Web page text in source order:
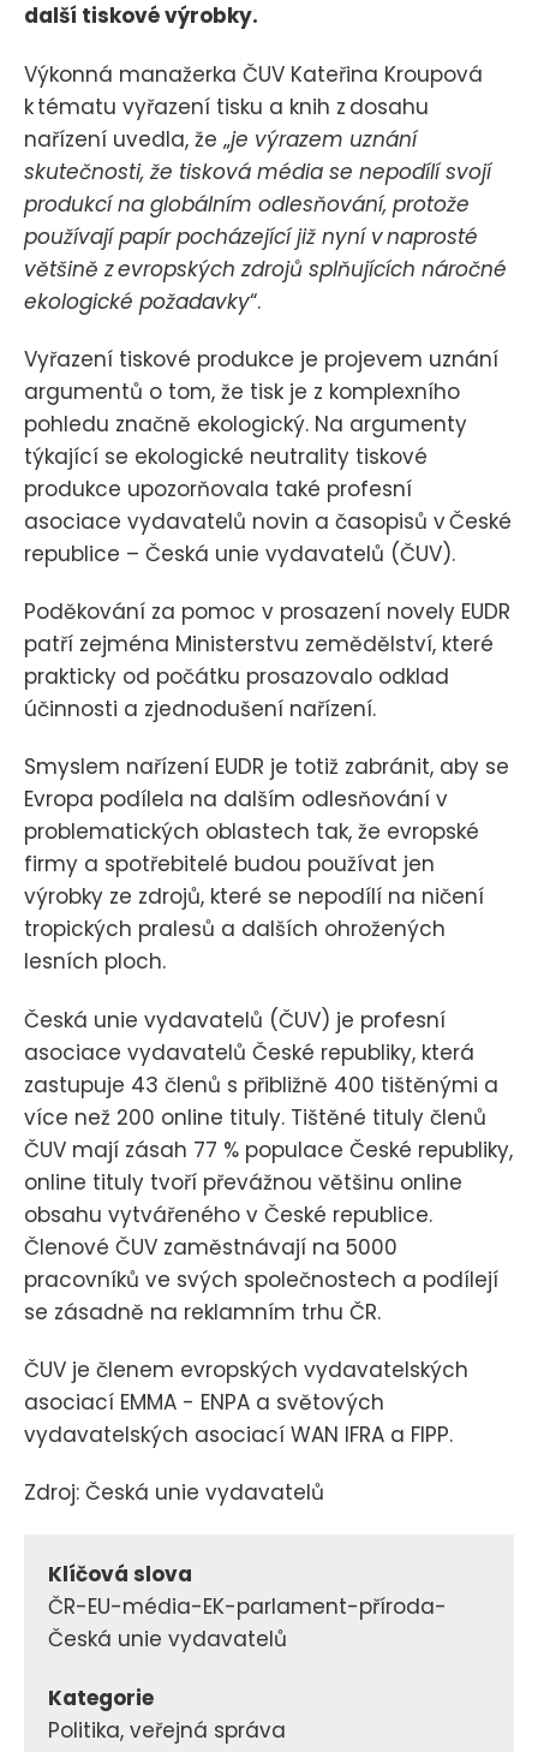
další tiskové výrobky.
Výkonná manažerka ČUV Kateřina Kroupová
k tématu vyřazení tisku a knih z dosahu
nařízení uvedla, že „je výrazem uznání
skutečnosti, že tisková média se nepodílí svojí
produkcí na globálním odlesňování, protože
používají papír pocházející již nyní v naprosté
většině z evropských zdrojů splňujících náročné
ekologické požadavky“.
Vyřazení tiskové produkce je projevem uznání
argumentů o tom, že tisk je z komplexního
pohledu značně ekologický. Na argumenty
týkající se ekologické neutrality tiskové
produkce upozorňovala také profesní
asociace vydavatelů novin a časopisů v České
republice – Česká unie vydavatelů (ČUV).
Poděkování za pomoc v prosazení novely EUDR
patří zejména Ministerstvu zemědělství, které
prakticky od počátku prosazovalo odklad
účinnosti a zjednodušení nařízení.
Smyslem nařízení EUDR je totiž zabránit, aby se
Evropa podílela na dalším odlesňování v
problematických oblastech tak, že evropské
firmy a spotřebitelé budou používat jen
výrobky ze zdrojů, které se nepodílí na ničení
tropických pralesů a dalších ohrožených
lesních ploch.
Česká unie vydavatelů (ČUV) je profesní
asociace vydavatelů České republiky, která
zastupuje 43 členů s přibližně 400 tištěnými a
více než 200 online tituly. Tištěné tituly členů
ČUV mají zásah 77 % populace České republiky,
online tituly tvoří převážnou většinu online
obsahu vytvářeného v České republice.
Členové ČUV zaměstnávají na 5000
pracovníků ve svých společnostech a podílejí
se zásadně na reklamním trhu ČR.
ČUV je členem evropských vydavatelských
asociací EMMA - ENPA a světových
vydavatelských asociací WAN IFRA a FIPP.
Zdroj: Česká unie vydavatelů
Klíčová slova
ČR-EU-média-EK-parlament-příroda-
Česká unie vydavatelů
Kategorie
Politika, veřejná správa